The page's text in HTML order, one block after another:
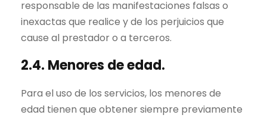
responsable de las manifestaciones falsas o
inexactas que realice y de los perjuicios que
cause al prestador o a terceros.
2.4. Menores de edad.
Para el uso de los servicios, los menores de
edad tienen que obtener siempre previamente